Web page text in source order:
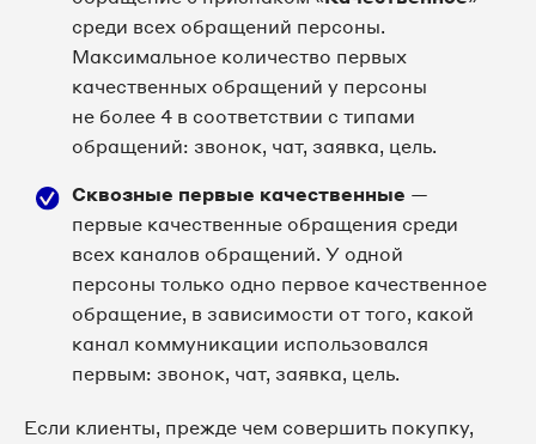
среди всех обращений персоны.
Максимальное количество первых
качественных обращений у персоны
не более 4 в соответствии с типами
обращений: звонок, чат, заявка, цель.
Сквозные первые качественные —
первые качественные обращения среди
всех каналов обращений. У одной
персоны только одно первое качественное
обращение, в зависимости от того, какой
канал коммуникации использовался
первым: звонок, чат, заявка, цель.
Если клиенты, прежде чем совершить покупку,